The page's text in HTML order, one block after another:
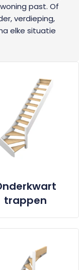
past. Of
verdieping,
elke situatie
trappen